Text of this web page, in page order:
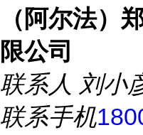
（阿尔法）
限公司
联系人 刘小
联系手机